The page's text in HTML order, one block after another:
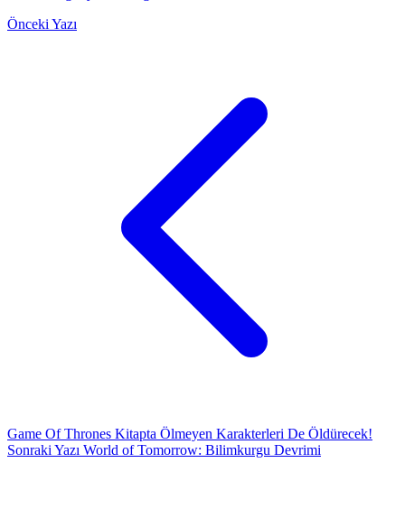
Önceki Yazı
Game Of Thrones Kitapta Ölmeyen Karakterleri De Öldürecek!
Sonraki Yazı World of Tomorrow: Bilimkurgu Devrimi